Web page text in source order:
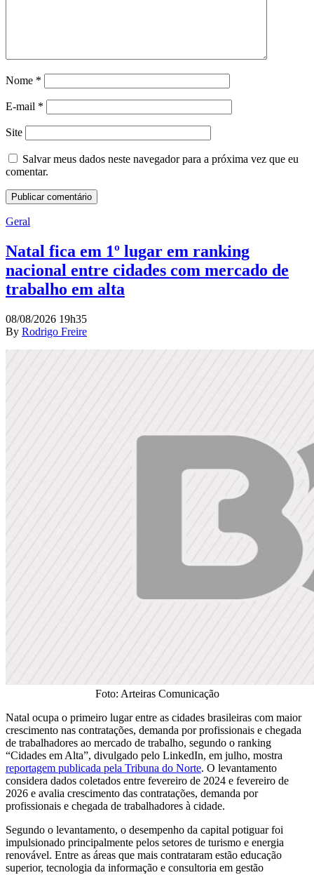
Nome *
E-mail *
Site
Salvar meus dados neste navegador para a próxima vez que eu
comentar.
Geral
Natal fica em 1º lugar em ranking
nacional entre cidades com mercado de
trabalho em alta
08/08/2026 19h35
By Rodrigo Freire
Foto: Arteiras Comunicação
Natal ocupa o primeiro lugar entre as cidades brasileiras com maior
crescimento nas contratações, demanda por profissionais e chegada
de trabalhadores ao mercado de trabalho, segundo o ranking
“Cidades em Alta”, divulgado pelo LinkedIn, em julho, mostra
reportagem publicada pela Tribuna do Norte. O levantamento
considera dados coletados entre fevereiro de 2024 e fevereiro de
2026 e avalia crescimento das contratações, demanda por
profissionais e chegada de trabalhadores à cidade.
Segundo o levantamento, o desempenho da capital potiguar foi
impulsionado principalmente pelos setores de turismo e energia
renovável. Entre as áreas que mais contrataram estão educação
superior, tecnologia da informação e consultoria em gestão